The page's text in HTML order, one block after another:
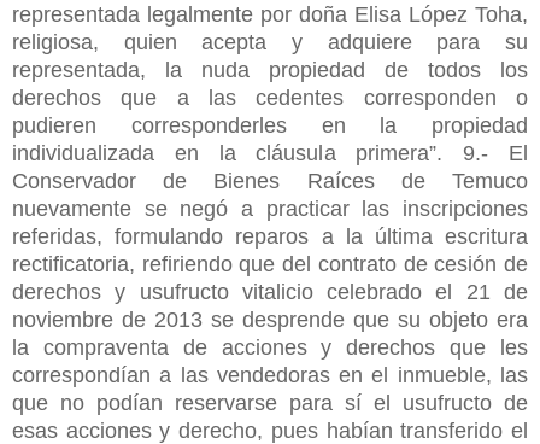
representada legalmente por doña Elisa López Toha,
religiosa, quien acepta y adquiere para su
representada, la nuda propiedad de todos los
derechos que a las cedentes corresponden o
pudieren corresponderles en la propiedad
individualizada en la cláusula primera”. 9.- El
Conservador de Bienes Raíces de Temuco
nuevamente se negó a practicar las inscripciones
referidas, formulando reparos a la última escritura
rectificatoria, refiriendo que del contrato de cesión de
derechos y usufructo vitalicio celebrado el 21 de
noviembre de 2013 se desprende que su objeto era
la compraventa de acciones y derechos que les
correspondían a las vendedoras en el inmueble, las
que no podían reservarse para sí el usufructo de
esas acciones y derecho, pues habían transferido el